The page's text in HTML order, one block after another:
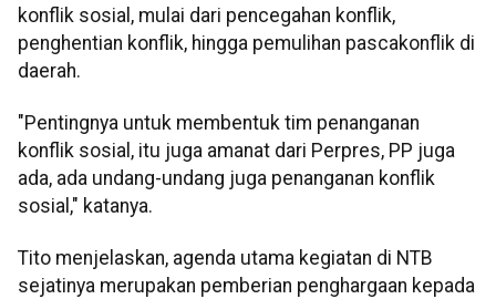
konflik sosial, mulai dari pencegahan konflik,
penghentian konflik, hingga pemulihan pascakonflik di
daerah.
"Pentingnya untuk membentuk tim penanganan
konflik sosial, itu juga amanat dari Perpres, PP juga
ada, ada undang-undang juga penanganan konflik
sosial," katanya.
Tito menjelaskan, agenda utama kegiatan di NTB
sejatinya merupakan pemberian penghargaan kepada